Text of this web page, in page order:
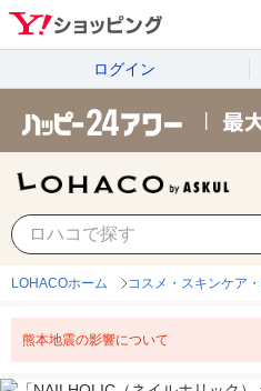
ログイン
LOHACOホーム コスメ・スキンケア
熊本地震の影響について